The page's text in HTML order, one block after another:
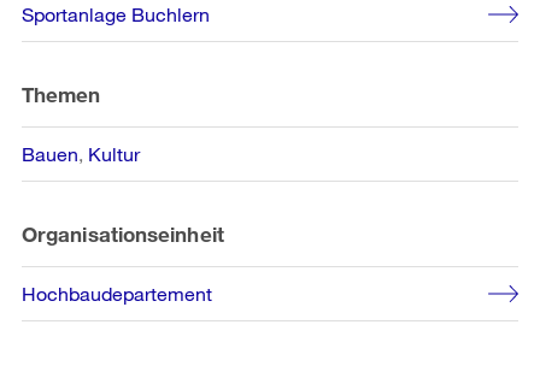
Sportanlage Buchlern
Themen
Bauen Kultur
Organisationseinheit
Hochbaudepartement